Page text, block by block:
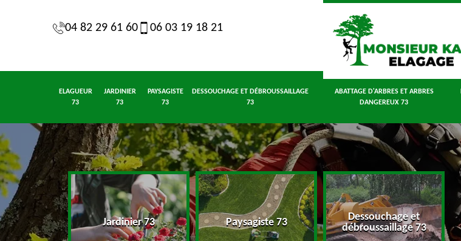
04 82 29 61 60 06 03 19 18 21
ELAGUEUR
73
JARDINIER
73
PAYSAGISTE
73
DESSOUCHAGE ET DÉBROUSSAILLAGE
73
ABATTAGE D'ARBRES ET ARBRES
DANGEREUX 73
73 Jardinier 73 Paysagiste 73
Dessouchage et
débroussaillage 73